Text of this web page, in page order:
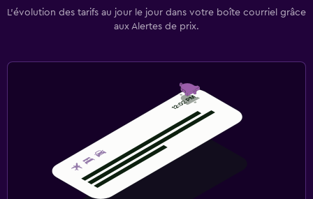
L’évolution des tarifs au jour le jour dans votre boîte courriel grâce
aux Alertes de prix.